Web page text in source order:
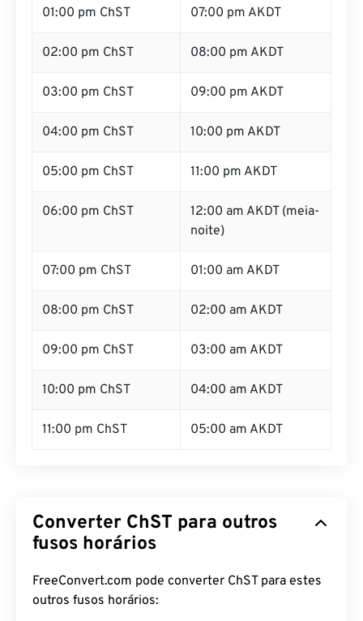
01:00 pm ChST 07:00 pm AKDT
02:00 pm ChST 08:00 pm AKDT
03:00 pm ChST 09:00 pm AKDT
04:00 pm ChST 10:00 pm AKDT
05:00 pm ChST 11:00 pm AKDT
06:00 pm ChST
12:00 am AKDT (meia-
noite)
07:00 pm ChST 01:00 am AKDT
08:00 pm ChST 02:00 am AKDT
09:00 pm ChST 03:00 am AKDT
10:00 pm ChST 04:00 am AKDT
11:00 pm ChST 05:00 am AKDT
Converter ChST para outros
fusos horários
FreeConvert.com pode converter ChST para estes
outros fusos horários: